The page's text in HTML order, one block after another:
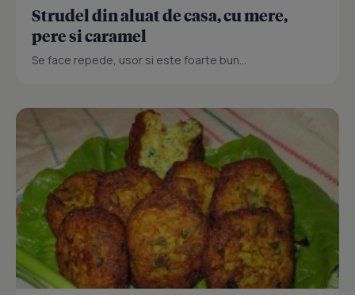
Strudel din aluat de casa, cu mere,
pere si caramel
Se face repede, usor si este foarte bun...